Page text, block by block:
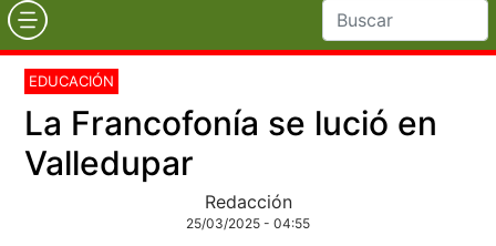
EDUCACIÓN
La Francofonía se lució en
Valledupar
Redacción
25/03/2025 - 04:55